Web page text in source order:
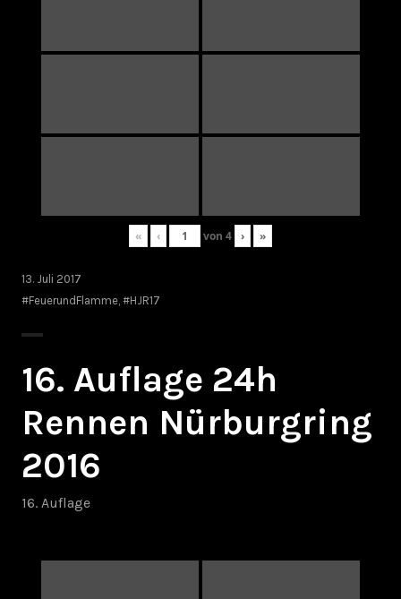
« ‹ von 4 › »
13. Juli 2017
#FeuerundFlamme #HJR17
16. Auflage 24h
Rennen Nürburgring
2016
16. Auflage